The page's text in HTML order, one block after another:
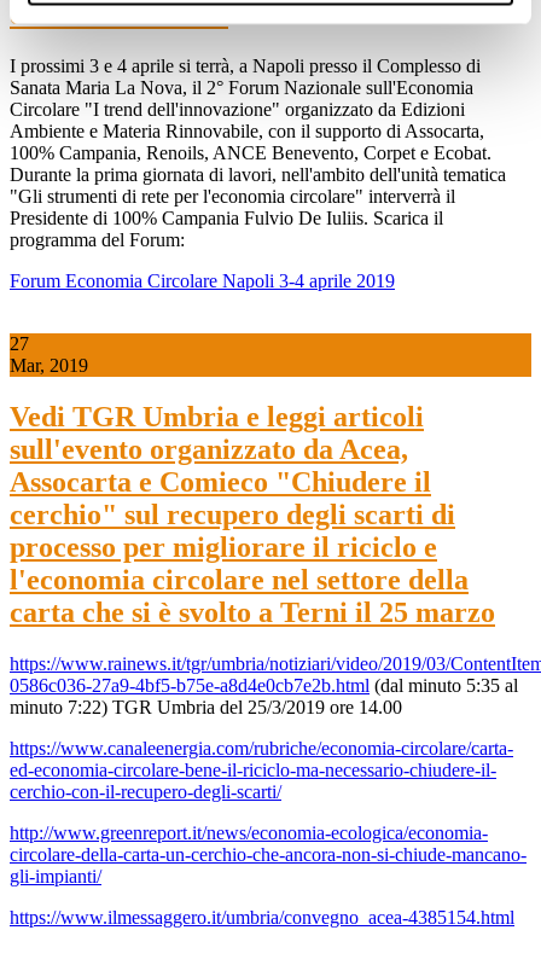
dell'innovazione"
I prossimi 3 e 4 aprile si terrà, a Napoli presso il Complesso di
Sanata Maria La Nova, il 2° Forum Nazionale sull'Economia
Circolare "I trend dell'innovazione" organizzato da Edizioni
Ambiente e Materia Rinnovabile, con il supporto di Assocarta,
100% Campania, Renoils, ANCE Benevento, Corpet e Ecobat.
Durante la prima giornata di lavori, nell'ambito dell'unità tematica
"Gli strumenti di rete per l'economia circolare" interverrà il
Presidente di 100% Campania Fulvio De Iuliis. Scarica il
programma del Forum:
Forum Economia Circolare Napoli 3-4 aprile 2019
27
Mar, 2019
Vedi TGR Umbria e leggi articoli
sull'evento organizzato da Acea,
Assocarta e Comieco "Chiudere il
cerchio" sul recupero degli scarti di
processo per migliorare il riciclo e
l'economia circolare nel settore della
carta che si è svolto a Terni il 25 marzo
https://www.rainews.it/tgr/umbria/notiziari/video/2019/03/
0586c036-27a9-4bf5-b75e-a8d4e0cb7e2b.html (dal minuto 5:35 al
minuto 7:22) TGR Umbria del 25/3/2019 ore 14.00
https://www.canaleenergia.com/rubriche/economia-circolare/carta-
ed-economia-circolare-bene-il-riciclo-ma-necessario-chiudere-il-
cerchio-con-il-recupero-degli-scarti/
http://www.greenreport.it/news/economia-ecologica/economia-
circolare-della-carta-un-cerchio-che-ancora-non-si-chiude-mancano-
gli-impianti/
https://www.ilmessaggero.it/umbria/convegno_acea-4385154.html